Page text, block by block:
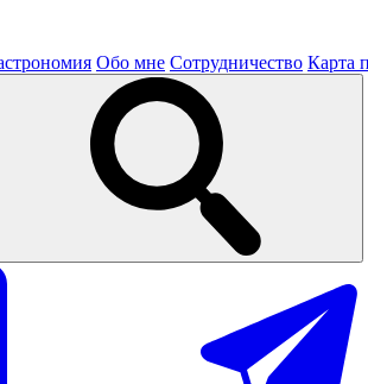
Обо мне Сотрудничество Карта